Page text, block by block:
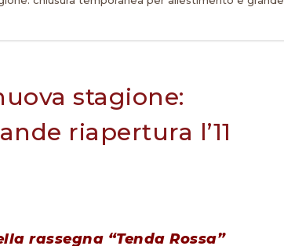
stagione:
riapertura l’11
rassegna “Tenda Rossa”